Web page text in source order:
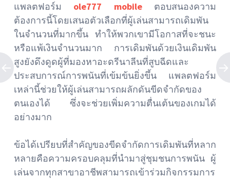
แพลตฟอร์ม ole777 mobileตอบสนองความ
ต้องการนี้โดยเสนอตัวเลือกที่ผู้เล่นสามารถเดิมพัน
ในจำนวนที่มากขึ้น ทำให้พวกเขามีโอกาสที่จะชนะ
หรือแพ้เงินจำนวนมาก การเดิมพันด้วยเงินเดิมพัน
สูงยังดึงดูดผู้ที่มองหาอะดรีนาลีนที่สูบฉีดและ
ประสบการณ์การพนันที่เข้มข้นยิ่งขึ้น แพลตฟอร์ม
เหล่านี้ช่วยให้ผู้เล่นสามารถผลักดันขีดจำกัดของ
ตนเองได้ ซึ่งจะช่วยเพิ่มความตื่นเต้นของเกมได้
อย่างมาก
ข้อได้เปรียบที่สำคัญของขีดจำกัดการเดิมพันที่หลาก
หลายคือความครอบคลุมที่นำมาสู่ชุมชนการพนัน ผู้
เล่นจากทุกสาขาอาชีพสามารถเข้าร่วมกิจกรรมการ